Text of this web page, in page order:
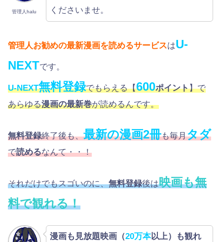
管理人halu
くださいませ。
管理人お勧めの最新漫画を読めるサービスはU-
NEXTです。
U-NEXT無料登録でもらえる【600ポイント】で
あらゆる漫画の最新巻が読めるんです。
無料登録終了後も、最新の漫画2冊も毎月タダ
で読めるなんて・・！
それだけでもスゴいのに、無料登録後は映画も無
料で観れる！
漫画も見放題映画（20万本以上）も観れ